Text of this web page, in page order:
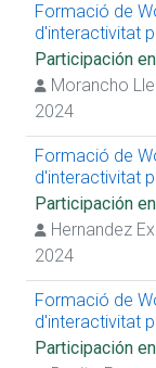
Formació de
d'interactivitat
Participación
Morancho
2024
Formació de
d'interactivitat
Participación
Hernandez
2024
Formació de
d'interactivitat
Participación